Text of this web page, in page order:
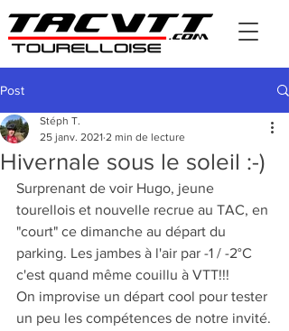
Post
Hivernale sous le soleil :-)
Stéph T.
25 janv. 2021 2 min de lecture
Surprenant de voir Hugo, jeune
tourellois et nouvelle recrue au TAC, en
"court" ce dimanche au départ du
parking. Les jambes à l'air par -1 / -2°C
c'est quand même couillu à VTT!!!
On improvise un départ cool pour tester
un peu les compétences de notre invité.